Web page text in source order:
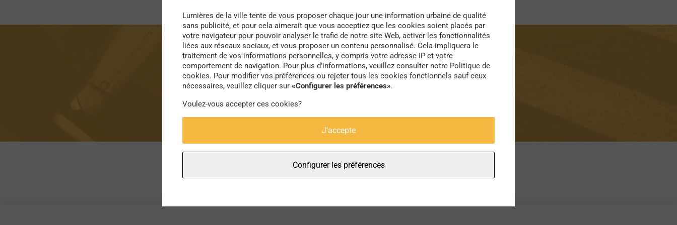
Adama
Lumières de la ville tente de vous proposer chaque jour une information urbaine de qualité
sans publicité, et pour cela aimerait que vous acceptiez que les cookies soient placés par
votre navigateur pour pouvoir analyser le trafic de notre site Web, activer les fonctionnalités
liées aux réseaux sociaux, et vous proposer un contenu personnalisé. Cela impliquera le
traitement de vos informations personnelles, y compris votre adresse IP et votre
comportement de navigation. Pour plus d'informations, veuillez consulter notre Politique de
cookies. Pour modifier vos préférences ou rejeter tous les cookies fonctionnels sauf ceux
nécessaires, veuillez cliquer sur «Configurer les préférences».
Voulez-vous accepter ces cookies?
J'accepte
Configurer les préférences